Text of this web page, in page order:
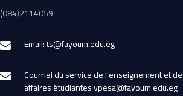
(084)2114059
Email: ts@fayoum.edu.eg
Courriel du service de l’enseignement et
affaires étudiantes vpesa@fayoum.edu.eg